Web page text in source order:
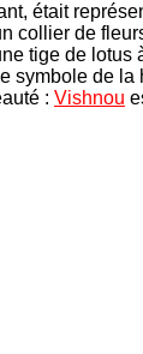
était
collier de
tige de lotus
symbole de la
: Vishnou